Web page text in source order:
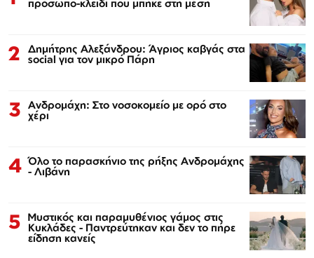
πρόσωπο-κλειδί που μπήκε στη μέση
2 Δημήτρης Αλεξάνδρου: Άγριος καβγάς στα
social για τον μικρό Πάρη
3 Ανδρομάχη: Στο νοσοκομείο με ορό στο
χέρι
4 Όλο το παρασκήνιο της ρήξης Ανδρομάχης
- Λιβάνη
5 Μυστικός και παραμυθένιος γάμος στις
Κυκλάδες - Παντρεύτηκαν και δεν το πήρε
είδηση κανείς